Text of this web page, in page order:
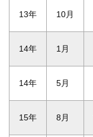
13年 10月
14年 1月
14年 5月
15年 8月